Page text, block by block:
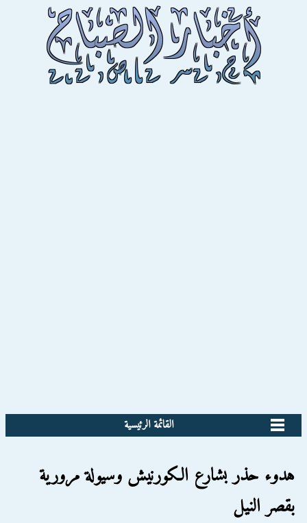
القائمة الرئيسية
هدوء حذر بشارع الكورنيش وسيولة مرورية
بقصر النيل